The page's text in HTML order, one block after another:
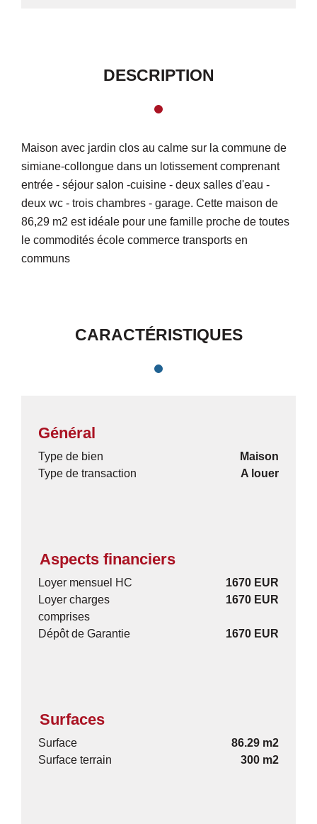
DESCRIPTION
Maison avec jardin clos au calme sur la commune de
simiane-collongue dans un lotissement comprenant
entrée - séjour salon -cuisine - deux salles d'eau -
deux wc - trois chambres - garage. Cette maison de
86,29 m2 est idéale pour une famille proche de toutes
le commodités école commerce transports en
communs
CARACTÉRISTIQUES
Général
Type de bien
Maison
Type de transaction
A louer
Aspects financiers
Loyer mensuel HC
1670 EUR
Loyer charges
comprises
1670 EUR
Dépôt de Garantie 1670 EUR
Surfaces
Surface
86.29 m2
Surface terrain
300 m2